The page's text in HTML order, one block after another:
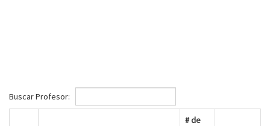
Buscar Profesor:
# de